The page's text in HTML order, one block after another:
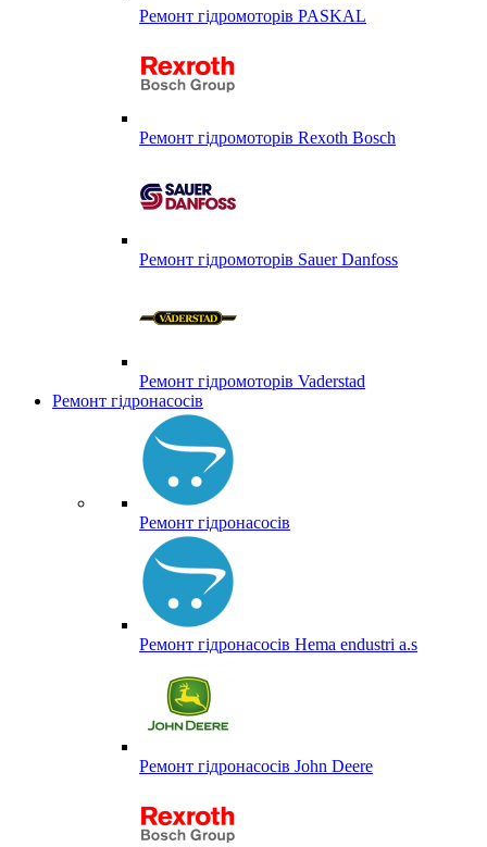
Ремонт гідромоторів PASKAL
Ремонт гідромоторів Rexoth Bosch
Ремонт гідромоторів Sauer Danfoss
Ремонт гідромоторів Vaderstad
Ремонт гідронасосів
Ремонт гідронасосів
Ремонт гідронасосів Hema endustri a.s
Ремонт гідронасосів John Deere